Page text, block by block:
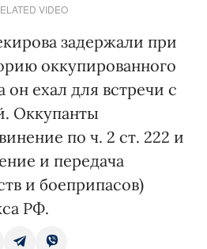
VIDEO
задержали при
оккупированного
он ехал для встречи с
Оккупанты
по ч. 2 ст. 222 и
и передача
и боеприпасов)
РФ.